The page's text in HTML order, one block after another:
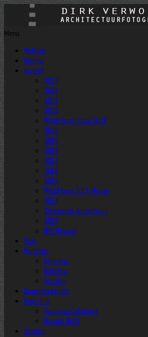
Menu
Welkom
Nieuws
Archief
2024
2023
2022
2021
World Expo Dubai 2021
2020
2019
2018
2017
2016
2015
World Expo 2015 Milaan
2014
Ziekenhuis Amersfoort
2013
IBIS Holland
Visie
Portfolio
Exterieur
Interieur
Scholen
Dronefotografie
Inspiratie
Santiago Calatrava
Ricardo Bofill
Steden